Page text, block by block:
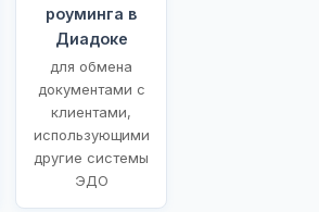
роуминга в
Диадоке
для обмена
документами с
клиентами,
использующими
другие системы
ЭДО